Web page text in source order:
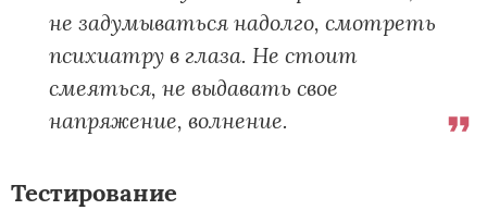
не задумываться надолго, смотреть
психиатру в глаза. Не стоит
смеяться, не выдавать свое
напряжение, волнение.
Тестирование